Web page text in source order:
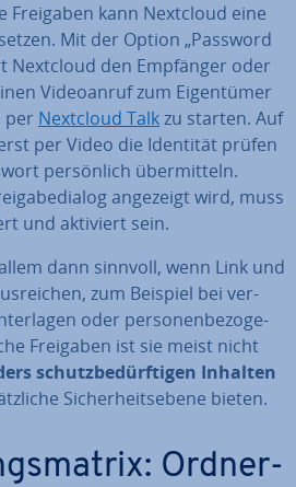
Freigaben kann Nextcloud eine
Mit der Option „Password
Nextcloud den Empfänger oder
Vi­deo­an­ruf zum Ei­gen­tü­mer
per Nextcloud Talkzu starten. Auf
per Video die Identität prüfen
per­sön­lich über­mit­teln.
angezeigt wird, muss
und aktiviert sein.
dann sinnvoll, wenn Link und
zum Beispiel bei ver­
oder per­so­nen­be­zo­ge­
Freigaben ist sie meist nicht
schutz­be­dürf­ti­gen Inhalten
Si­cher­heits­ebe­ne bieten.
Ord­ner­